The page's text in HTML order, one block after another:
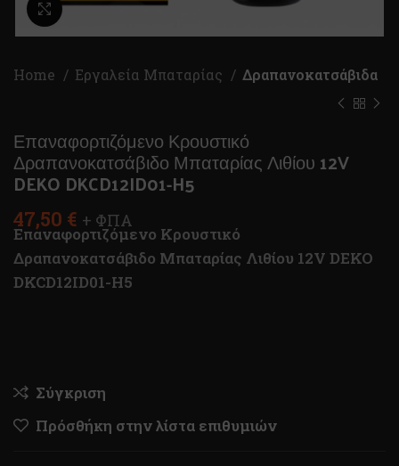
Κλικ για μεγέθυνση
Home Εργαλεία Μπαταρίας Δραπανοκατσάβιδα
Επαναφορτιζόμενο Κρουστικό
Δραπανοκατσάβιδο Μπαταρίας Λιθίου 12V
DEKO DKCD12ID01-H5
47,50 € + ΦΠΑ
Επαναφορτιζόμενο Κρουστικό
Δραπανοκατσάβιδο Μπαταρίας Λιθίου 12V DEKO
DKCD12ID01-H5
Σύγκριση
Πρόσθήκη στην λίστα επιθυμιών